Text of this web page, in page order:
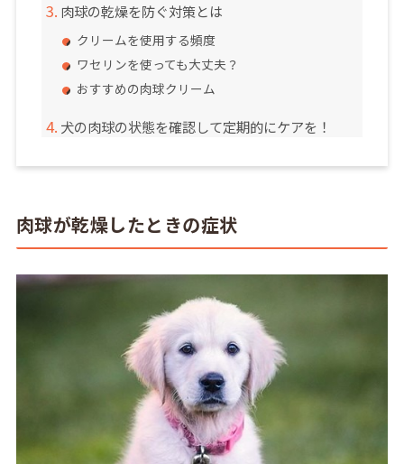
肉球の乾燥を防ぐ対策とは
クリームを使用する頻度
ワセリンを使っても大丈夫？
おすすめの肉球クリーム
犬の肉球の状態を確認して定期的にケアを！
肉球が乾燥したときの症状